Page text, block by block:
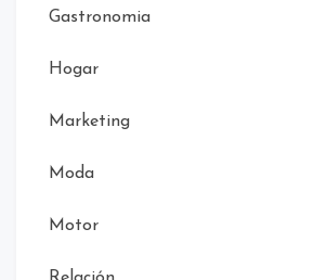
Gastronomia
Hogar
Marketing
Moda
Motor